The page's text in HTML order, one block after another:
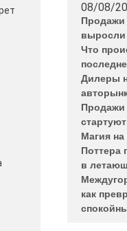
08/08/
Продажи
выросли
Что
Дилеры
Продажи
Магия
Поттера
в
как